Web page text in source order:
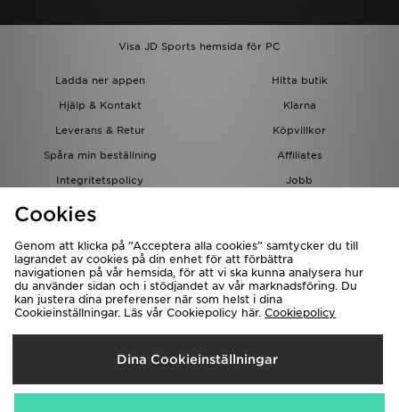
Visa JD Sports hemsida för PC
Ladda ner appen
Hitta butik
Hjälp & Kontakt
Klarna
Leverans & Retur
Köpvillkor
Spåra min beställning
Affiliates
Integritetspolicy
Jobb
JD-bloggen
Levererar Till
Sverige
Cookies
Genom att klicka på ”Acceptera alla cookies” samtycker du till
lagrandet av cookies på din enhet för att förbättra
navigationen på vår hemsida, för att vi ska kunna analysera hur
du använder sidan och i stödjandet av vår marknadsföring. Du
kan justera dina preferenser när som helst i dina
Cookieinställningar. Läs vår Cookiepolicy här. Cookiepolicy
Dina Cookieinställningar